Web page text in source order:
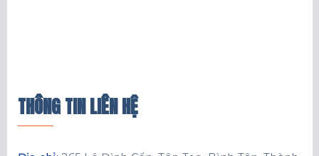
THÔNG TIN LIÊN HỆ